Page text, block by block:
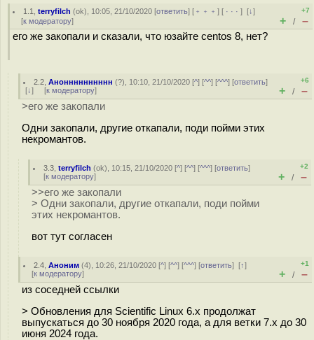
1.1 ,terryfilch (ok), 10:05, 21/10/2020 [ответить] [ ﹢﹢﹢] [ · · ·][↓]
[к модератору]
+7
+ / –
его же закопали и сказали, что юзайте centos 8, нет?
2.2 ,Анонннннннннн (?), 10:10, 21/10/2020 [^] [^^] [^^^] [ответить]
[↓] [к модератору]
+6
+ / –
>его же закопали
Одни закопали, другие откапали, поди пойми этих
некромантов.
3.3 ,terryfilch (ok), 10:15, 21/10/2020 [^] [^^] [^^^] [ответить]
[к модератору]
+2
+ / –
>>его же закопали
> Одни закопали, другие откапали, поди пойми
этих некромантов.
вот тут согласен
2.4 ,Аноним (4), 10:26, 21/10/2020 [^] [^^] [^^^] [ответить][↑]
[к модератору]
+1
+ / –
из соседней ссылки
> Обновления для Scientific Linux 6.x продолжат
выпускаться до 30 ноября 2020 года, а для ветки 7.x до 30
июня 2024 года.